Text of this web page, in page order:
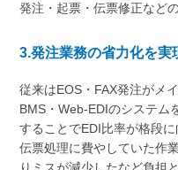
発注・起票・伝票修正など
3.発注業務の省力化を実
従来はEOS・FAX発注がメ
BMS・Web-EDIのシステム
することでEDI比率が格段
伝票処理に費やしていた作